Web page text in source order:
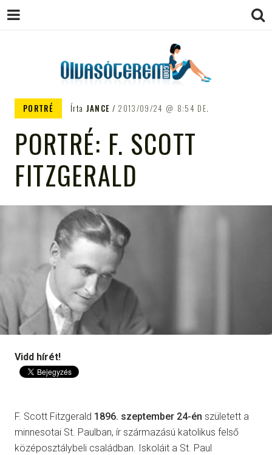
OLVASÓTEREM.COM – AZ
EGÉSZSÉGES OLVASÁS
TÁMOGATÓJA
PORTRÉ Írta JANCE 2013/09/24 8:54 DE.
PORTRÉ: F. SCOTT
FITZGERALD
Vidd hírét!
F. Scott Fitzgerald 1896. szeptember 24-én született a
minnesotai St. Paulban, ír származású katolikus felső
középosztálybeli családban. Iskoláit a St. Paul